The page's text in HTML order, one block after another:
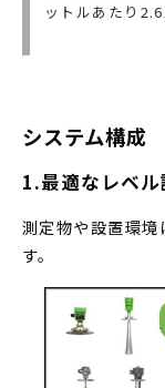
ットルあたり
システム構成
1.最適なレベ
測定物や設置環境
す。